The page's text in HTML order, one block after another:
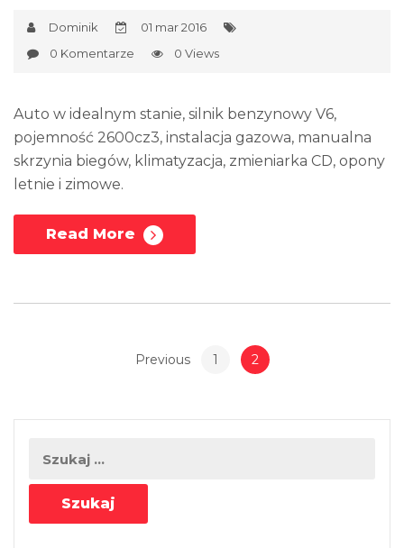
Dominik
01 mar 2016
0 Komentarze
0 Views
Auto w idealnym stanie, silnik benzynowy V6,
pojemność 2600cz3, instalacja gazowa, manualna
skrzynia biegów, klimatyzacja, zmieniarka CD, opony
letnie i zimowe.
Read More
Previous 1 2